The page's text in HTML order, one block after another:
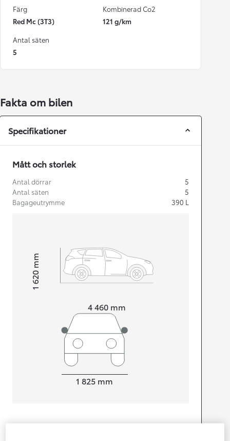
Färg
Red Mc (3T3)
Kombinerad Co2
121 g/km
Antal säten
5
Fakta om bilen
Specifikationer
Mått och storlek
Antal dörrar
5
Antal säten
5
Bagageutrymme
390 L
4 460 mm
Height1 620
mm
1 825 mm